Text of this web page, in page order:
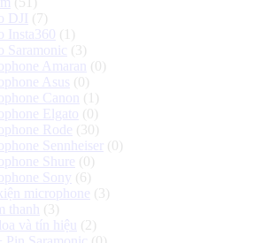
DJI (7)
Insta360 (1)
Saramonic (3)
Amaran
(0)
Asus (0)
Canon
(1)
Elgato (0)
Rode (30)
Sennheiser
(0)
Shure (0)
Sony (6)
microphone (3)
thanh
(3)
và tín hiệu
(2)